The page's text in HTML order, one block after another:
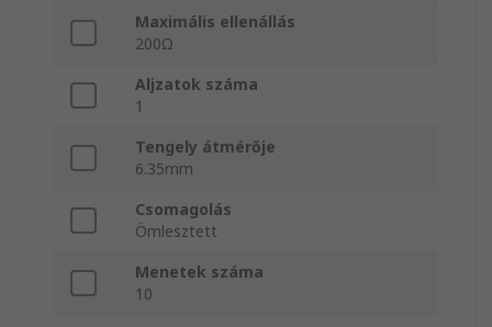
Maximális ellenállás
200Ω
Aljzatok száma
1
Tengely átmérője
6.35mm
Csomagolás
Ömlesztett
Menetek száma
10